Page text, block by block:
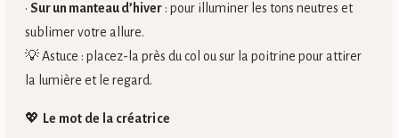
• Sur un manteau d’hiver : pour illuminer les tons neutres et
sublimer votre allure.
💡 Astuce : placez-la près du col ou sur la poitrine pour attirer
la lumière et le regard.
💖 Le mot de la créatrice